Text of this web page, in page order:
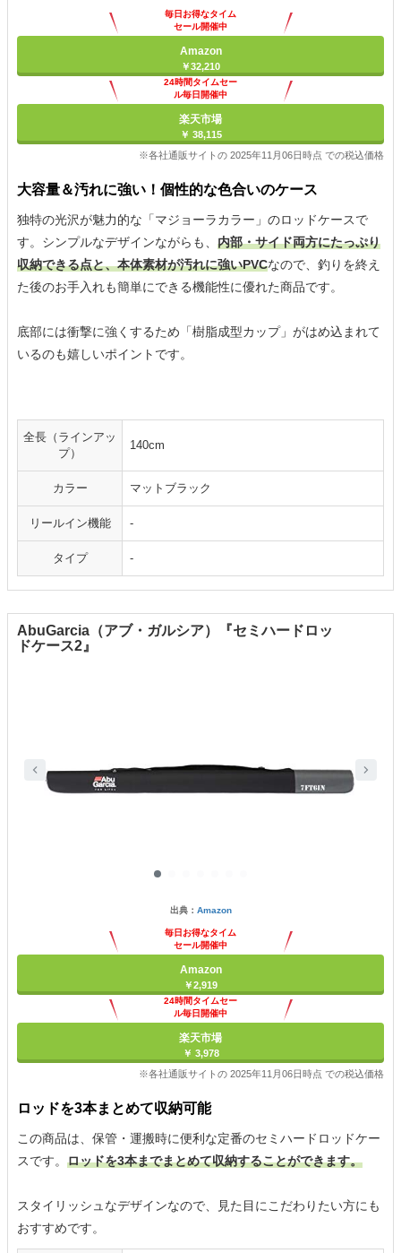
毎日お得なタイム
セール開催中
Amazon
￥32,210
24時間タイムセー
ル毎日開催中
楽天市場
￥ 38,115
※各社通販サイトの 2025年11月06日時点 での税込価格
大容量＆汚れに強い！個性的な色合いのケース
独特の光沢が魅力的な「マジョーラカラー」のロッドケースで
す。シンプルなデザインながらも、 内部・サイド両方にたっぷり
収納できる点と、本体素材が汚れに強いPVCなので、釣りを終え
た後のお手入れも簡単にできる機能性に優れた商品です。
底部には衝撃に強くするため「樹脂成型カップ」がはめ込まれて
いるのも嬉しいポイントです。
全長（ラインアッ
プ）
140cm
カラー マットブラック
リールイン機能 -
タイプ -
AbuGarcia（アブ・ガルシア）『セミハードロッ
ドケース2』
出典： Amazon
毎日お得なタイム
セール開催中
Amazon
￥2,919
24時間タイムセー
ル毎日開催中
楽天市場
￥ 3,978
※各社通販サイトの 2025年11月06日時点 での税込価格
ロッドを3本まとめて収納可能
この商品は、保管・運搬時に便利な定番のセミハードロッドケー
スです。 ロッドを3本までまとめて収納することができます。
スタイリッシュなデザインなので、見た目にこだわりたい方にも
おすすめです。